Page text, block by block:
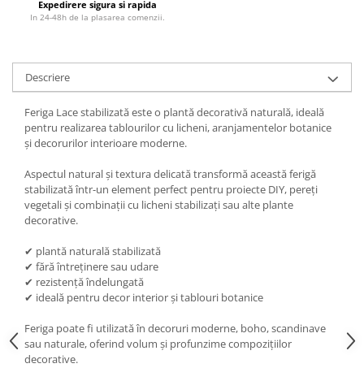
Expedirere sigura si rapida
In 24-48h de la plasarea comenzii.
Descriere
Feriga Lace stabilizată este o plantă decorativă naturală, ideală
pentru realizarea tablourilor cu licheni, aranjamentelor botanice
și decorurilor interioare moderne.
Aspectul natural și textura delicată transformă această ferigă
stabilizată într-un element perfect pentru proiecte DIY, pereți
vegetali și combinații cu licheni stabilizați sau alte plante
decorative.
✔ plantă naturală stabilizată
✔ fără întreținere sau udare
✔ rezistență îndelungată
✔ ideală pentru decor interior și tablouri botanice
Feriga poate fi utilizată în decoruri moderne, boho, scandinave
sau naturale, oferind volum și profunzime compozițiilor
decorative.